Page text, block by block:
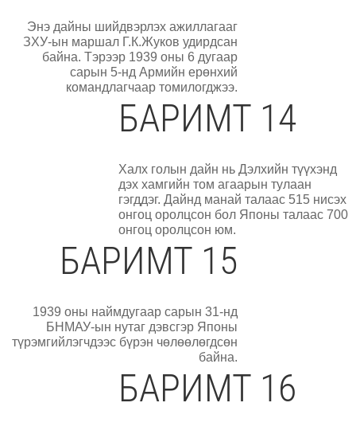
Энэ дайны шийдвэрлэх ажиллагааг
ЗХУ-ын маршал Г.К.Жуков удирдсан
байна. Тэрээр 1939 оны 6 дугаар
сарын 5-нд Армийн ерөнхий
командлагчаар томилогджээ.
БАРИМТ 14
Халх голын дайн нь Дэлхийн түүхэнд
дэх хамгийн том агаарын тулаан
гэгддэг. Дайнд манай талаас 515 нисэх
онгоц оролцсон бол Японы талаас 700
онгоц оролцсон юм.
БАРИМТ 15
1939 оны наймдугаар сарын 31-нд
БНМАУ-ын нутаг дэвсгэр Японы
түрэмгийлэгчдээс бүрэн чөлөөлөгдсөн
байна.
БАРИМТ 16